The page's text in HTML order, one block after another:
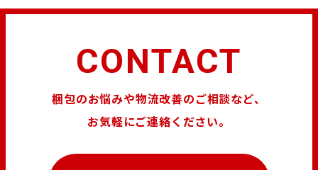
CONTACT
梱包のお悩みや物流改善のご相談など、
お気軽にご連絡ください。